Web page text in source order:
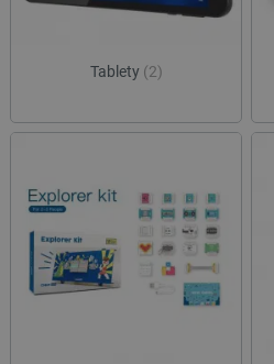
Tablety (2)